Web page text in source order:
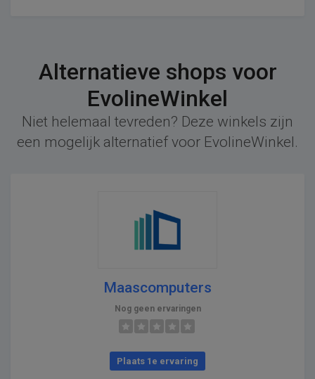
Alternatieve shops voor
EvolineWinkel
Niet helemaal tevreden? Deze winkels zijn
een mogelijk alternatief voor EvolineWinkel.
Maascomputers
Nog geen ervaringen
Plaats 1e ervaring